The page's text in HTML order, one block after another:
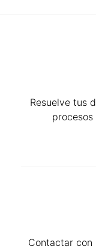
Resuelve tus
Contactar con